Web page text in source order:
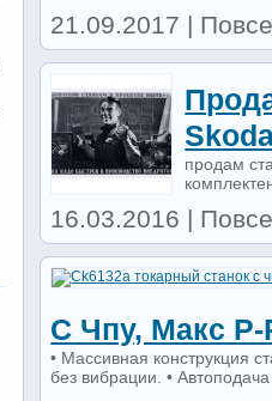
21.09.2017 |
продам
16.03.2016 |
С Чпу, Макс Р-
• Массивная конструкция
без вибрации. •